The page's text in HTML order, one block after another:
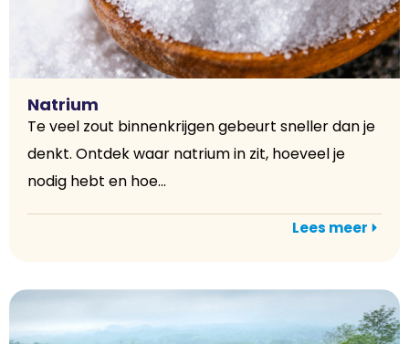
Natrium
Te veel zout binnenkrijgen gebeurt sneller dan je
denkt. Ontdek waar natrium in zit, hoeveel je
nodig hebt en hoe...
Lees meer